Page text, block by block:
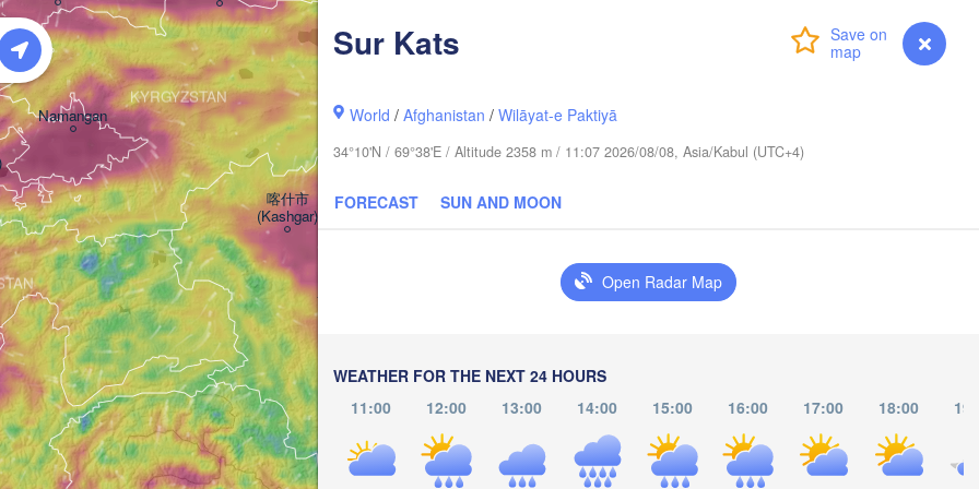
myVentusky Forecast
Sur Kats
World /Afghanistan /Wilāyat-e Paktiyā
34°10'N / 69°38'E / Altitude 2358 m / 11:07 2026/08/08, Asia/Kabul (UTC+4)
FORECAST SUN AND MOON
Open Radar Map
WEATHER FOR THE NEXT 24 HOURS
11:00
12:00 13:00 14:00 15:00 16:00 17:00 18:00
Namangan
KYRGYZSTAN
喀什市
(Kashgar)
萨依巴格乡
(Aksu)
库尔勒市